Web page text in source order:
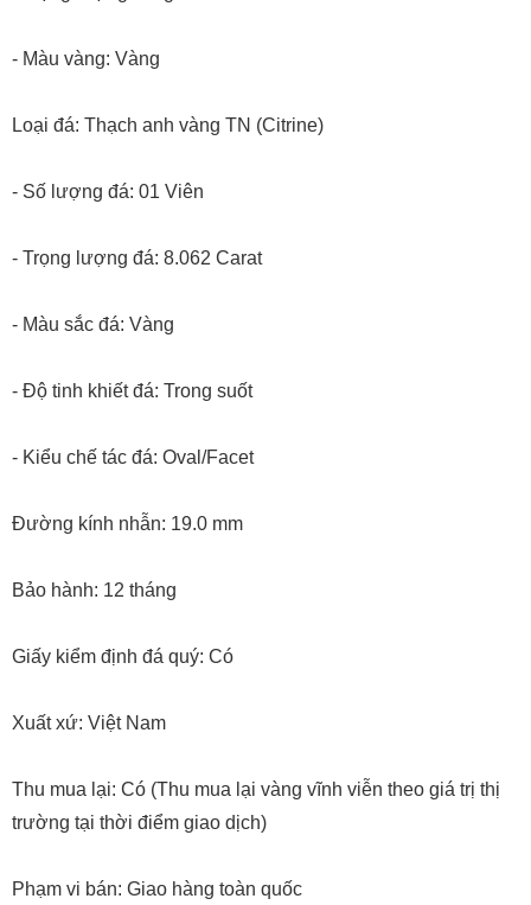
- Màu vàng: Vàng
Loại đá: Thạch anh vàng TN (Citrine)
- Số lượng đá: 01 Viên
- Trọng lượng đá: 8.062 Carat
- Màu sắc đá: Vàng
- Độ tinh khiết đá: Trong suốt
- Kiểu chế tác đá: Oval/Facet
Đường kính nhẫn: 19.0 mm
Bảo hành: 12 tháng
Giấy kiểm định đá quý: Có
Xuất xứ: Việt Nam
Thu mua lại: Có (Thu mua lại vàng vĩnh viễn theo giá trị thị
trường tại thời điểm giao dịch)
Phạm vi bán: Giao hàng toàn quốc